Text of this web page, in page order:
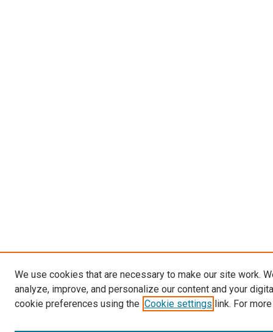
We use cookies that are necessary to make our site work.
analyze, improve, and personalize our content and your
cookie preferences using the Cookie settings link. For